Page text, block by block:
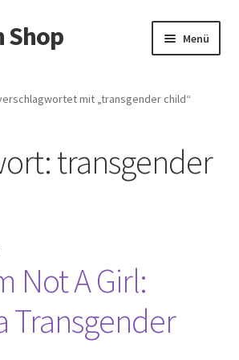
Shop Menü
mit „transgender child“
transgender
Not A Girl:
Transgender